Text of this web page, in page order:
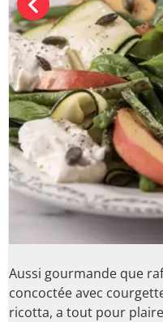
Aussi gourmande que
concoctée avec
ricotta, a tout pour